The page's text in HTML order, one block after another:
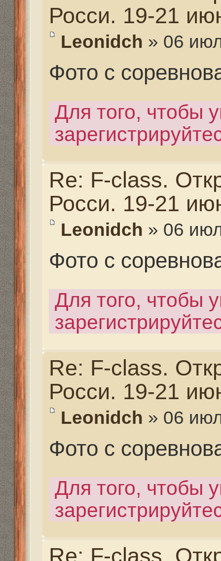
Фото с соревнований
Для того, чтобы
зарегистрируйтесь.
Re: F-class.
Росси. 19-21 июня
Leonidch» 06 июл
Фото с соревнований
Для того, чтобы
зарегистрируйтесь.
Re: F-class.
Росси. 19-21 июня
Leonidch » 06 июл
Фото с соревнований
Для того, чтобы
зарегистрируйтесь.
Re: F-class.
Росси. 19-21 июня
Leonidch » 06 июл
Фото с соревнований
Для того, чтобы
зарегистрируйтесь.
Re: F-class.